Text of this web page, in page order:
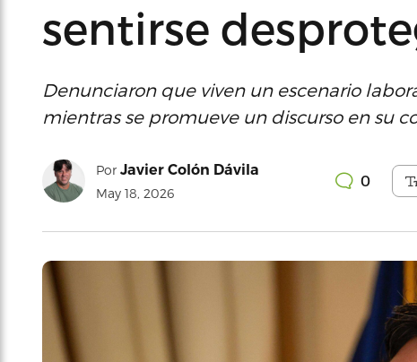
sentirse
Denunciaron que viven un escenario
mientras se promueve un discurso en su
Por Javier Colón Dávila
May 18, 2026
0